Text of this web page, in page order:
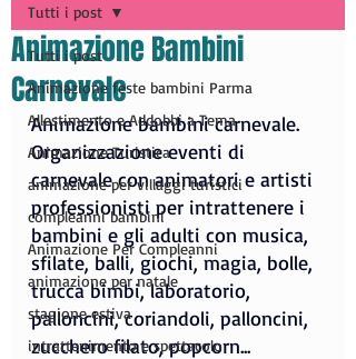
Tutti i post
Animazione feste bambini Parma
Allestimento e Addobbi a Tema
Animazione Turistica
animazione per villaggi turistici
compleanni bambini
Animazione Per Compleanni
animazione per natale
stagione estiva
intrattenimento e spettacolo
Tutti i post
Animazione Bambini
Carnevale
Animazione bambini carnevale.
Organizzazione eventi di
carnevale con animatori e artisti
professionisti per intrattenere i
bambini e gli adulti con musica,
sfilate, balli, giochi, magia, bolle,
trucca bimbi, laboratorio,
palloncini, coriandoli, palloncini,
zucchero filato, popcorn...